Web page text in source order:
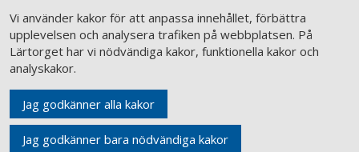
Vi använder kakor för att anpassa innehållet, förbättra
upplevelsen och analysera trafiken på webbplatsen. På
Lärtorget har vi nödvändiga kakor, funktionella kakor och
analyskakor.
Jag godkänner alla kakor
Jag godkänner bara nödvändiga kakor